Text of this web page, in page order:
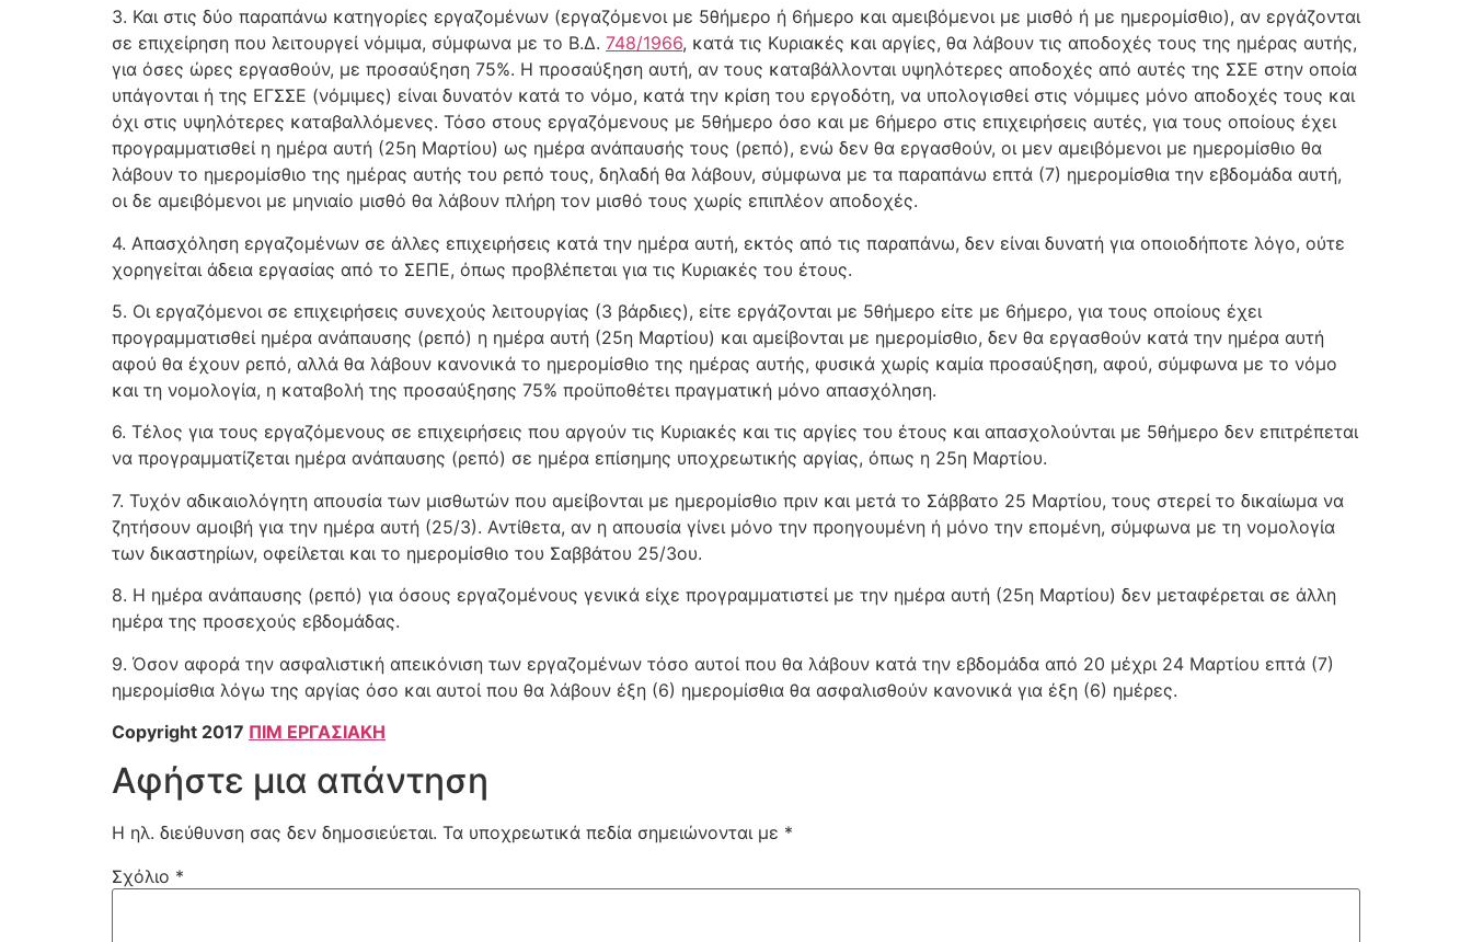
3. Και στις δύο παραπάνω κατηγορίες εργαζομένων (εργαζόμενοι με 5θήμερο ή 6ήμερο και αμειβόμενοι με μισθό ή με ημερομίσθιο), αν εργάζονται
σε επιχείρηση που λειτουργεί νόμιμα, σύμφωνα με το Β.Δ. 748/1966, κατά τις Κυριακές και αργίες, θα λάβουν τις αποδοχές τους της ημέρας αυτής,
για όσες ώρες εργασθούν, με προσαύξηση 75%. Η προσαύξηση αυτή, αν τους καταβάλλονται υψηλότερες αποδοχές από αυτές της ΣΣΕ στην οποία
υπάγονται ή της ΕΓΣΣΕ (νόμιμες) είναι δυνατόν κατά το νόμο, κατά την κρίση του εργοδότη, να υπολογισθεί στις νόμιμες μόνο αποδοχές τους και
όχι στις υψηλότερες καταβαλλόμενες. Τόσο στους εργαζόμενους με 5θήμερο όσο και με 6ήμερο στις επιχειρήσεις αυτές, για τους οποίους έχει
προγραμματισθεί η ημέρα αυτή (25η Μαρτίου) ως ημέρα ανάπαυσής τους (ρεπό), ενώ δεν θα εργασθούν, οι μεν αμειβόμενοι με ημερομίσθιο θα
λάβουν το ημερομίσθιο της ημέρας αυτής του ρεπό τους, δηλαδή θα λάβουν, σύμφωνα με τα παραπάνω επτά (7) ημερομίσθια την εβδομάδα αυτή,
οι δε αμειβόμενοι με μηνιαίο μισθό θα λάβουν πλήρη τον μισθό τους χωρίς επιπλέον αποδοχές.
4. Απασχόληση εργαζομένων σε άλλες επιχειρήσεις κατά την ημέρα αυτή, εκτός από τις παραπάνω, δεν είναι δυνατή για οποιοδήποτε λόγο, ούτε
χορηγείται άδεια εργασίας από το ΣΕΠΕ, όπως προβλέπεται για τις Κυριακές του έτους.
5. Οι εργαζόμενοι σε επιχειρήσεις συνεχούς λειτουργίας (3 βάρδιες), είτε εργάζονται με 5θήμερο είτε με 6ήμερο, για τους οποίους έχει
προγραμματισθεί ημέρα ανάπαυσης (ρεπό) η ημέρα αυτή (25η Μαρτίου) και αμείβονται με ημερομίσθιο, δεν θα εργασθούν κατά την ημέρα αυτή
αφού θα έχουν ρεπό, αλλά θα λάβουν κανονικά το ημερομίσθιο της ημέρας αυτής, φυσικά χωρίς καμία προσαύξηση, αφού, σύμφωνα με το νόμο
και τη νομολογία, η καταβολή της προσαύξησης 75% προϋποθέτει πραγματική μόνο απασχόληση.
6. Τέλος για τους εργαζόμενους σε επιχειρήσεις που αργούν τις Κυριακές και τις αργίες του έτους και απασχολούνται με 5θήμερο δεν επιτρέπεται
να προγραμματίζεται ημέρα ανάπαυσης (ρεπό) σε ημέρα επίσημης υποχρεωτικής αργίας, όπως η 25η Μαρτίου.
7. Τυχόν αδικαιολόγητη απουσία των μισθωτών που αμείβονται με ημερομίσθιο πριν και μετά το Σάββατο 25 Μαρτίου, τους στερεί το δικαίωμα να
ζητήσουν αμοιβή για την ημέρα αυτή (25/3). Αντίθετα, αν η απουσία γίνει μόνο την προηγουμένη ή μόνο την επομένη, σύμφωνα με τη νομολογία
των δικαστηρίων, οφείλεται και το ημερομίσθιο του Σαββάτου 25/3ου.
8. Η ημέρα ανάπαυσης (ρεπό) για όσους εργαζομένους γενικά είχε προγραμματιστεί με την ημέρα αυτή (25η Μαρτίου) δεν μεταφέρεται σε άλλη
ημέρα της προσεχούς εβδομάδας.
9. Όσον αφορά την ασφαλιστική απεικόνιση των εργαζομένων τόσο αυτοί που θα λάβουν κατά την εβδομάδα από 20 μέχρι 24 Μαρτίου επτά (7)
ημερομίσθια λόγω της αργίας όσο και αυτοί που θα λάβουν έξη (6) ημερομίσθια θα ασφαλισθούν κανονικά για έξη (6) ημέρες.
Copyright 2017 ΠΙΜ ΕΡΓΑΣΙΑΚΗ
Αφήστε μια απάντηση
Η ηλ. διεύθυνση σας δεν δημοσιεύεται. Τα υποχρεωτικά πεδία σημειώνονται με *
Σχόλιο *